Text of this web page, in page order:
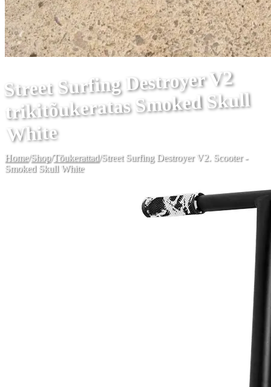
Street Surfing Destroyer V2
trikitõukeratas Smoked Skull
White
Home/Shop/Tõukerattad/Street Surfing Destroyer V2. Scooter -
Smoked Skull White